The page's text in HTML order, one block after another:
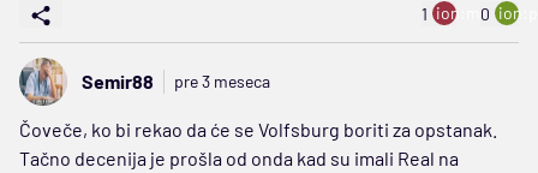
1 ion:minus
0
Semir88 pre 3 meseca
Čoveče, ko bi rekao da će se Volfsburg boriti za opstanak.
Tačno decenija je prošla od onda kad su imali Real na